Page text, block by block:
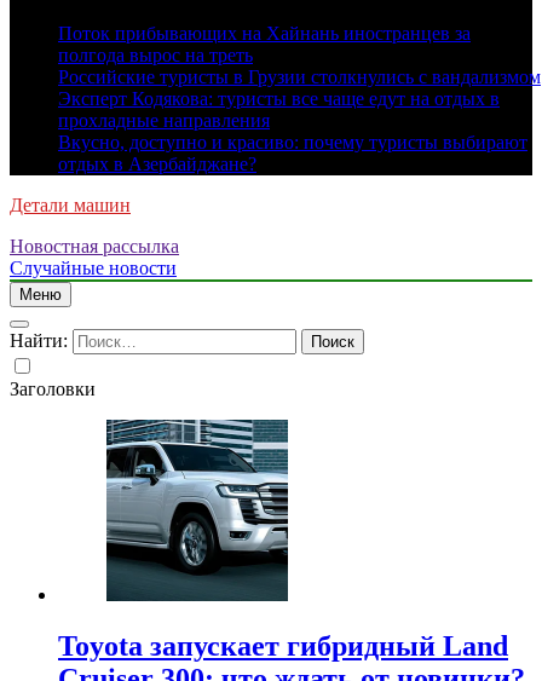
Поток прибывающих на Хайнань иностранцев за
полгода вырос на треть
Российские туристы в Грузии столкнулись с вандализмом
Эксперт Кодякова: туристы все чаще едут на отдых в
прохладные направления
Вкусно, доступно и красиво: почему туристы выбирают
отдых в Азербайджане?
Детали машин
Новостная рассылка
Случайные новости
Меню
Найти:
Заголовки
Toyota запускает гибридный Land